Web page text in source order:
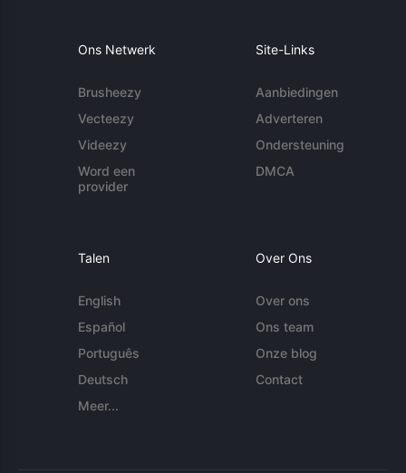
Ons Netwerk
Brusheezy
Vecteezy
Videezy
Word een
provider
Site-Links
Aanbiedingen
Adverteren
Ondersteuning
DMCA
Talen
English
Español
Português
Deutsch
Meer...
Over Ons
Over ons
Ons team
Onze blog
Contact